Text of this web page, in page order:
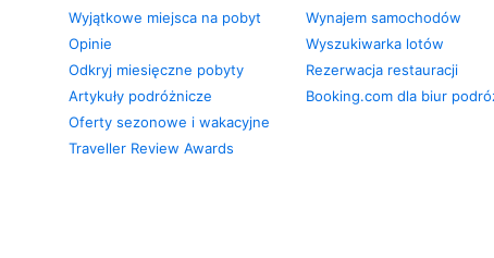
Wyjątkowe miejsca na pobyt
Opinie
Odkryj miesięczne pobyty
Artykuły podróżnicze
Oferty sezonowe i wakacyjne
Traveller Review Awards
Wynajem samochodów
Wyszukiwarka lotów
Rezerwacja restauracji
Booking.com dla biur